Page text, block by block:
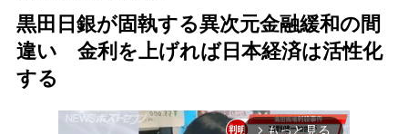
黒田日銀が固執する異次元金融緩和の間
違い 金利を上げれば日本経済は活性化
する
arrow_forward_ios もっと見る